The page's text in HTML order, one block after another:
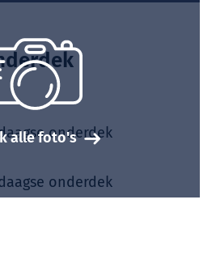
alle foto's